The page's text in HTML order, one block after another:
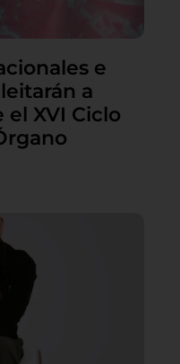
e
a
el XVI Ciclo